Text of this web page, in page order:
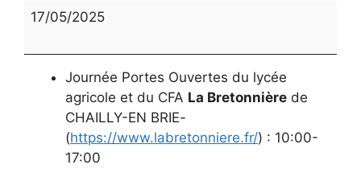
JPO
17/05/2025
Journée Portes Ouvertes du lycée
agricole et du CFA La Bretonnière de
CHAILLY-EN BRIE-
(https://www.labretonniere.fr/) : 10:00-
17:00